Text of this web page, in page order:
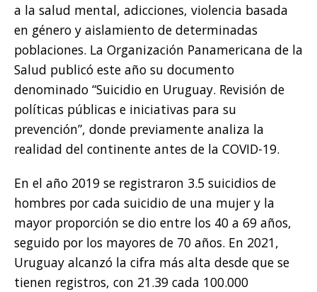
a la salud mental, adicciones, violencia basada
en género y aislamiento de determinadas
poblaciones. La Organización Panamericana de la
Salud publicó este año su documento
denominado “Suicidio en Uruguay. Revisión de
políticas públicas e iniciativas para su
prevención”, donde previamente analiza la
realidad del continente antes de la COVID-19.
En el año 2019 se registraron 3.5 suicidios de
hombres por cada suicidio de una mujer y la
mayor proporción se dio entre los 40 a 69 años,
seguido por los mayores de 70 años. En 2021,
Uruguay alcanzó la cifra más alta desde que se
tienen registros, con 21.39 cada 100.000